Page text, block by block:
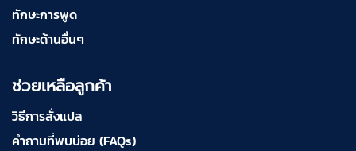
ทักษะการพูด
ทักษะด้านอื่นๆ
ช่วยเหลือลูกค้า
วิธีการสั่งแปล
คำถามที่พบบ่อย (FAQs)